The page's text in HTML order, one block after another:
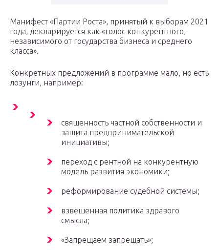
Манифест «Партии Роста», принятый к выборам 2021
года, декларируется как «голос конкурентного,
независимого от государства бизнеса и среднего
класса».
Конкретных предложений в программе мало, но есть
лозунги, например:
священность частной собственности и
защита предпринимательской
инициативы;
переход с рентной на конкурентную
модель развития экономики;
реформирование судебной системы;
взвешенная политика здравого
смысла;
«Запрещаем запрещать»;